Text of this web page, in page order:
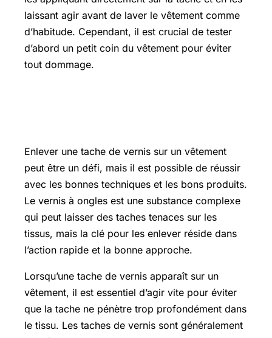
laissant agir avant de laver le vêtement comme
d’habitude. Cependant, il est crucial de tester
d’abord un petit coin du vêtement pour éviter
tout dommage.
Enlever une tache de vernis sur un vêtement
peut être un défi, mais il est possible de réussir
avec les bonnes techniques et les bons produits.
Le vernis à ongles est une substance complexe
qui peut laisser des taches tenaces sur les
tissus, mais la clé pour les enlever réside dans
l’action rapide et la bonne approche.
Lorsqu’une tache de vernis apparaît sur un
vêtement, il est essentiel d’agir vite pour éviter
que la tache ne pénètre trop profondément dans
le tissu. Les taches de vernis sont généralement